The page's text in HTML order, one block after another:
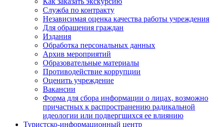
Служба по контракту
Независимая оценка качества работы учреждения
Для обращения граждан
Издания
Обработка персональных данных
Архив мероприятий
Образовательные материалы
Противодействие коррупции
Оценить учреждение
Вакансии
Форма для сбора информации о лицах, возможно
причастных к распространению радикальной
идеологии или подвергшихся ее влиянию
Туристско-информационный центр